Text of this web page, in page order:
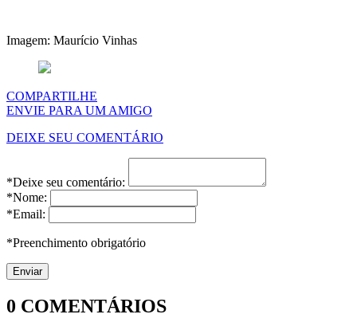
Imagem: Maurício Vinhas
COMPARTILHE
ENVIE PARA UM AMIGO
DEIXE SEU COMENTÁRIO
*Deixe seu comentário:
*Nome:
*Email:
*Preenchimento obrigatório
0 COMENTÁRIOS